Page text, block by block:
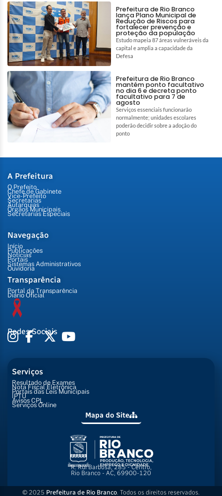
Prefeitura de Rio Branco
lança Plano Municipal de
Redução de Riscos para
fortalecer prevenção e
proteção da população
Estudo mapeia 87 áreas vulneráveis da
capital e amplia a capacidade da
Defesa
Prefeitura de Rio Branco
mantém ponto facultativo
no dia 6 e decreta ponto
facultativo para 7 de
agosto
Serviços essenciais funcionarão
normalmente; unidades escolares
poderão decidir sobre a adoção do
ponto
A Prefeitura
O Prefeito
Chefe de Gabinete
Vice-Prefeito
Secretarias
Autarquias
Órgãos Municipais
Secretarias Especiais
Navegação
Início
Publicações
Notícias
Portais
Sistemas Administrativos
Ouvidoria
Transparência
Portal da Transparência
Diário Oficial
Redes Sociais
Serviços
Resultado de Exames
Nota Fiscal Eletrônica
Portais das Leis Municipais
IPTU
Avisos CPL
Serviços Online
Mapa do Site
R. Rui Barbosa, 285 - Centro,
Rio Branco - AC, 69900-120
© 2025 Prefeitura de Rio Branco . Todos os direitos reservados.